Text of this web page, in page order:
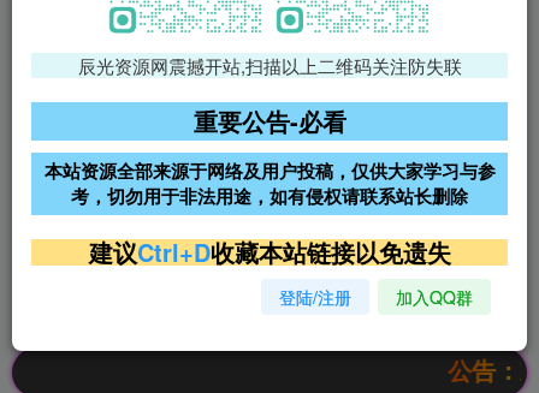
免费领支付宝红包
腾讯轻量4核4G3M服务器38元/
阿里云2核2G200M服务器68元/
年
雨云高防免备案服务器
超低价文字广告位招租 超低价文字广告位招租
超低价文字广告位招租
公告：欢迎
辰光资源网震撼开站,扫描以上二维码关注防失联
重要公告-必看
本站资源全部来源于网络及用户投稿，仅供大家学习与参
考，切勿用于非法用途，如有侵权请联系站长删除
建议Ctrl+D收藏本站链接以免遗失
登陆/注册 加入QQ群